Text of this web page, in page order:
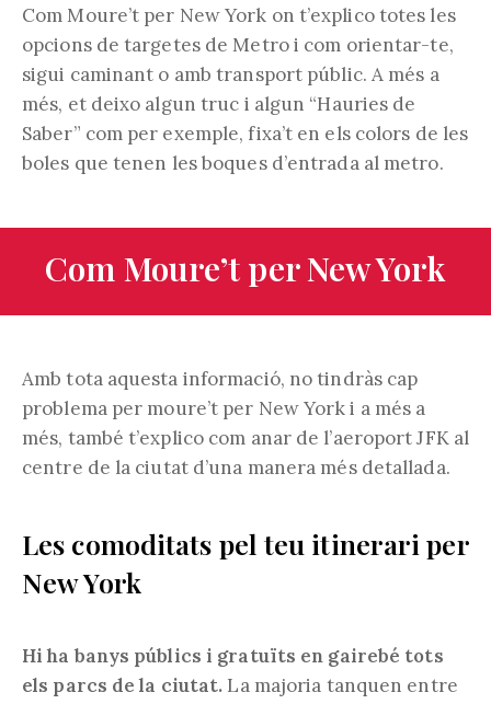
Com Moure’t per New York on t’explico totes les
opcions de targetes de Metro i com orientar-te,
sigui caminant o amb transport públic. A més a
més, et deixo algun truc i algun “Hauries de
Saber” com per exemple, fixa’t en els colors de les
boles que tenen les boques d’entrada al metro.
Com Moure’t per New York
Amb tota aquesta informació, no tindràs cap
problema per moure’t per New York i a més a
més, també t’explico com anar de l’aeroport JFK al
centre de la ciutat d’una manera més detallada.
Les comoditats pel teu itinerari per
New York
Hi ha banys públics i gratuïts en gairebé tots
els parcs de la ciutat. La majoria tanquen entre